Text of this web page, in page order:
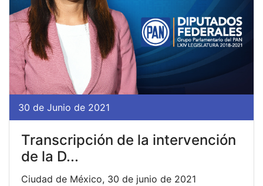
30 de Junio de 2021
Transcripción de la intervención
de la D...
Ciudad de México, 30 de junio de 2021